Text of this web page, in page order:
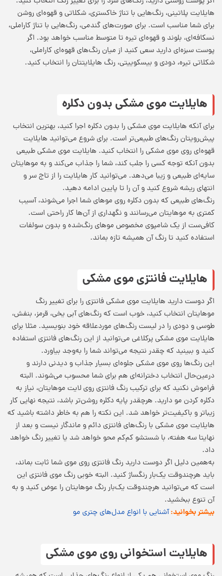
هایلایت پلاتینی، رنگ‌هایی با تناژ خاکستری، شکلاتی و قهوه‌ای روشن
برای شما مناسب است. برای صورت‌های گندمی، رنگ‌‎هایی با تناژ کاراملی،
نسکافه‌ای، بلوند و قهوه‌ای تیره تا متوسط مناسب خواهد بود. اگر
پوست سبزه‌ای دارید سعی کنید از میان رنگ‌های قهوه‌ای کاراملی،
شکلاتی تیره، دودی و بیسکوییتی، رنگ هایلایتتان را انتخاب کنید.
هایلایت موی مشکی بدون دکلره
برای آنکه هایلایت موی مشکی را بدون دکلره اجرا کنید، بهترین انتخاب
پیش‌رویتان رنگ‌های طبیعی‌تر است. برای شروع می‌توانید هایلایت
قهوه‌ای روی موی مشکی را انتخاب کنید. هایلایت موی مشکی طبیعی
بدون آنکه توجه کسی را جلب کند، شما را جذاب می‌کند و به موهایتان
سایه‌ای طبیعی و زیبا می‌دهد. می‌توانید کار هایلایت را از تاج سر و
انتهای ریشه شروع کنید و آن را تا پایین ادامه دهید.
رنگ‌های طبیعی که بدون دکلره روی موهای شما اجرا می‌شوند، آسیب
کمتری به موهایتان می‌رسانند و نگهداری از آن‌ها کار راحتی است.
کافی‌ست از یک شامپوی مخصوص موهای رنگ‌شده و بدون سولفات
استفاده کنید تا رنگ آن همیشه تازه بماند.
هایلایت فانتزی موی مشکی
اگر دوست دارید هایلایت موی مشکی فانتزی را برای تغییر رنگ
موهایتان انتخاب کنید، خوب است که رنگ‌های آبی یخی، قرمز، بنفش،
طوسی و دودی را در لیست رنگ‌های موردعلاقه خود بنویسید. مثلا برای
هایلایت موی مشکی پرکلاغی می‌توانید از این رنگ‌های فانتزی استفاده
کنید و ببینید که چقدر نتیجه می‌تواند شما را به‌وجد بیاورد.
این رنگ‌ها روی موی مشکی جلوه‌ای بسیار جذاب و دیدنی دارند و
درعین‌حال انتخاب دخترانه‌ای هم برای شما محسوب می‌شوند. البته
فراموش نکنید که برای ترکیب رنگ فانتزی روی لایت موهایتان، نیاز به
دکلره کردن مو دارید. هرچقدر پایه دکلره روشن‌تر باشد، نتیجه نهایی کار
زیباتر و باکیفیت‌تر خواهد شد. این نکته را هم به خاطر داشته باشید که
هایلایت موی مشکی با رنگ‌های فانتزی دائم و ماندگار نیست و بعد از
نهایتا سه هفته، با شستشو کم‌کم محو خواهد شد یا تغییر رنگ خواهد
داد.
به‌همین دلیل اگر دوست دارید رنگ فانتزی روی موی شما ثابت بماند،
باید هرچندوقت یک‌بار رنگساژ کنید. البته خوبی رنگ موی فانتزی این
است که می‌توانید هرچندوقت یک‌بار رنگ موهایتان را عوض کنید و به
آن تنوع ببخشید.
بیشتر بخوانید:آشنایی با انواع مدل‌های چتری مو
هایلایت استخوانی روی موی مشکی